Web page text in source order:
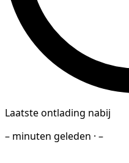
Laatste ontlading nabij
– minuten geleden · –